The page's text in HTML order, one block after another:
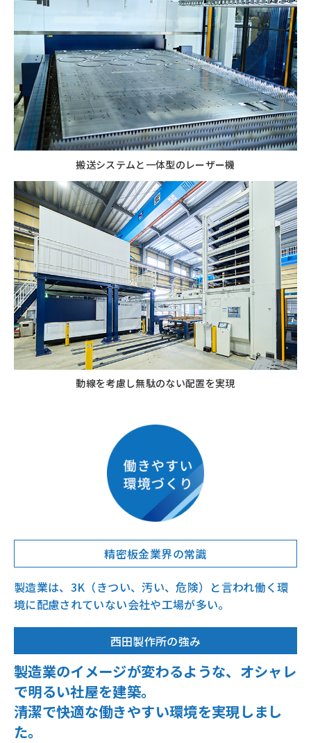
搬送システムと一体型のレーザー機
動線を考慮し無駄のない配置を実現
精密板金業界の常識
製造業は、3K（きつい、汚い、危険）と言われ働く環
境に配慮されていない会社や工場が多い。
西田製作所の強み
製造業のイメージが変わるような、オシャレ
で明るい社屋を建築。
清潔で快適な働きやすい環境を実現しまし
た。